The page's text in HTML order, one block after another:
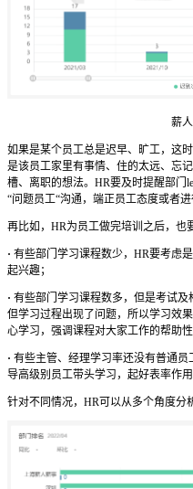
薪
如果是某个员工总是迟早、旷工，这
是该员工家里有事情、住的太远、忘
槽、离职的想法。HR要及时提醒部门
“问题员工“沟通，端正员工态度或者
再比如，HR为员工做完培训之后，也
· 有些部门学习课程数少，HR要考虑
起兴趣；
· 有些部门学习课程数多，但是考试及
但学习过程出现了问题，所以学习效
心学习，强调课程对大家工作的帮助性
· 有些主管、经理学习率还没有普通员
导高级别员工带头学习，起好表率作用
针对不同情况，HR可以从多个角度分